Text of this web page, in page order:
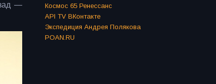
—
Космос 65 Ренессанс
API TV ВКонтакте
Экспедиция Андрея Полякова
POAN.RU